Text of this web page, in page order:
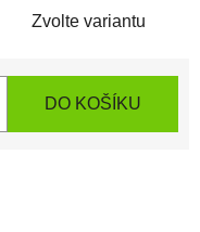
Zvolte variantu
DO KOŠÍKU